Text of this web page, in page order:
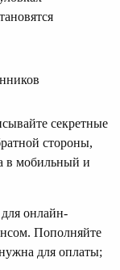
секретные
стороны,
в мобильный и
онлайн-
Пополняйте
для оплаты;